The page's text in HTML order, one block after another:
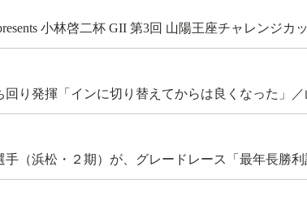
小林啓二杯 GII 第3回 山陽王座チャレンジカ
回り発揮「インに切り替えてからは良くなった」
（浜松・２期）が、グレードレース「最年長勝利